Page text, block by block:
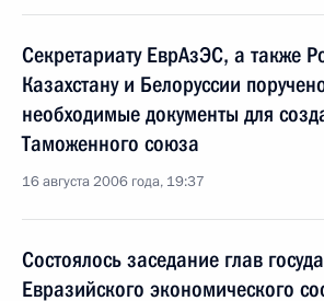
Секретариату ЕврАзЭС, а также
Казахстану и Белоруссии
необходимые документы для
Таможенного союза
16 августа 2006 года, 19:37
Состоялось заседание глав
Евразийского экономического